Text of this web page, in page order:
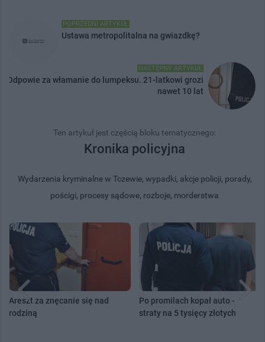
POPRZEDNI ARTYKUŁ
Ustawa metropolitalna na gwiazdkę?
NASTĘPNY ARTYKUŁ
Odpowie za włamanie do lumpeksu. 21-latkowi grozi
nawet 10 lat
Ten artykuł jest częścią bloku tematycznego:
Kronika policyjna
Wydarzenia kryminalne w Tczewie, wypadki, akcje policji, porady,
pościgi, procesy sądowe, rozboje, morderstwa
Areszt za znęcanie się nad
rodziną
Po promilach kopał auto -
straty na 5 tysięcy złotych